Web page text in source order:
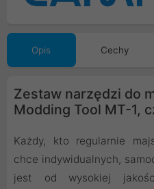
Opis Cechy
Zestaw narzędzi do
Modding Tool MT-1,
Każdy, kto regularnie
chce indywidualnych,
jest od wysokiej